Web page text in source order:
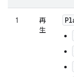
1
再
生